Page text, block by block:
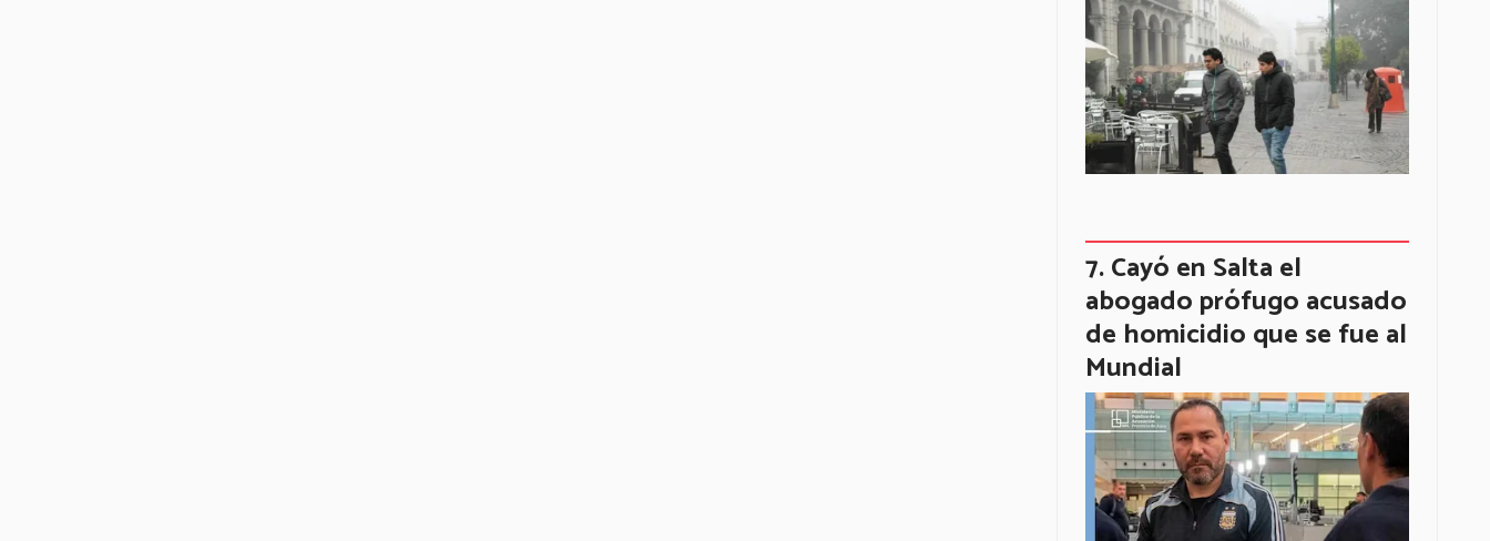
Cayó en Salta el
abogado prófugo acusado
de homicidio que se fue al
Mundial